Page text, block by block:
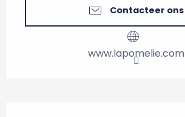
Contacteer ons
www.lapomelie.com